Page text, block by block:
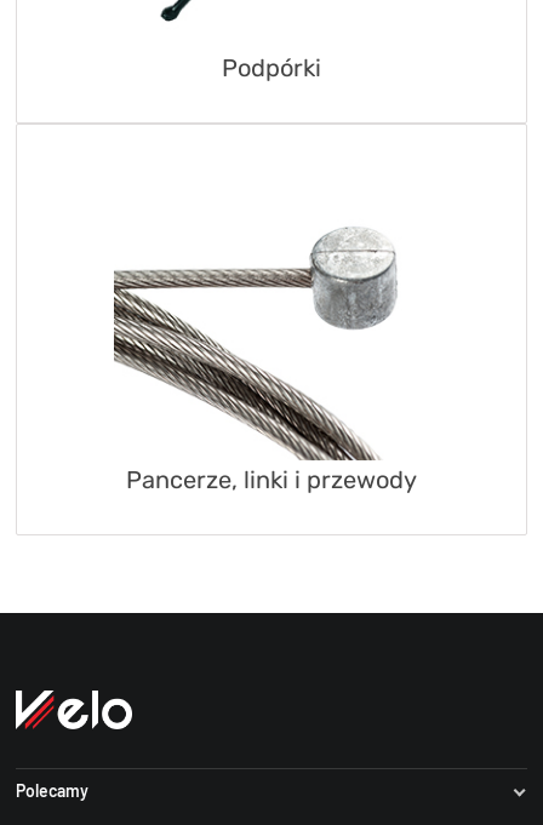
Podpórki
Pancerze, linki i przewody
Polecamy